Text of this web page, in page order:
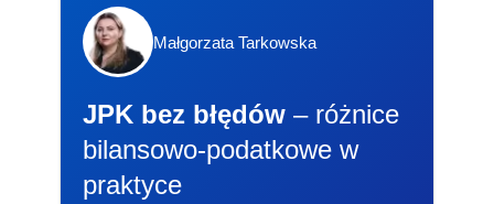
Małgorzata Tarkowska
JPK bez błędów – różnice
bilansowo-podatkowe w
praktyce